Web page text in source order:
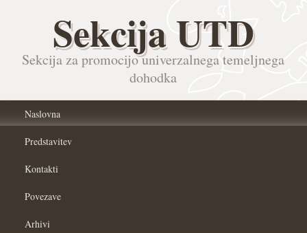
Sekcija UTD
Sekcija za promocijo univerzalnega temeljnega
dohodka
Naslovna
Predstavitev
Kontakti
Povezave
Arhivi